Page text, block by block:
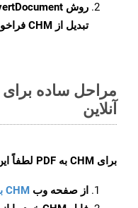
روش
تبدیل از CHM فراخوانی کنید.
آنلاین
برای CHM به PDF لطفاً
از صفحه وب CHM به PDF